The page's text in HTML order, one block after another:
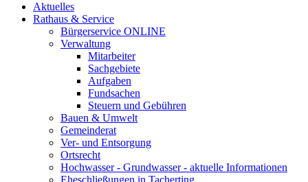
Aktuelles
Rathaus & Service
Bürgerservice ONLINE
Verwaltung
Mitarbeiter
Sachgebiete
Aufgaben
Fundsachen
Steuern und Gebühren
Bauen & Umwelt
Gemeinderat
Ver- und Entsorgung
Ortsrecht
Hochwasser - Grundwasser - aktuelle Informationen
Eheschließungen in Tacherting